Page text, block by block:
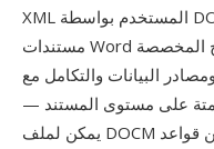
XML المستخدم بواسطة DOCX. تمكّن وحدات الماكرو في
مستندات Word من توليد التقارير آلياً ومعالجة النماذج المخصصة
البيانات والتكامل مع
على مستوى المستند —
يمكن لملف DOCM أن يتضمن إجراءات تملأ المحتوى من قواعد